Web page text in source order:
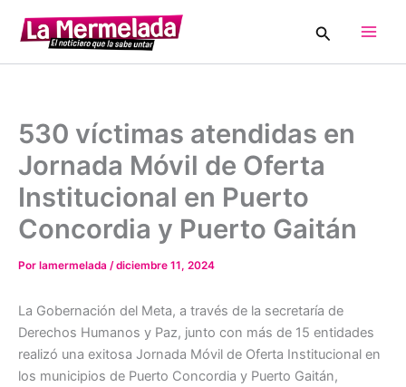
contenido
Buscar
530 víctimas atendidas en
Jornada Móvil de Oferta
Institucional en Puerto
Concordia y Puerto Gaitán
Por lamermelada /diciembre 11, 2024
La Gobernación del Meta, a través de la secretaría de
Derechos Humanos y Paz, junto con más de 15 entidades
realizó una exitosa Jornada Móvil de Oferta Institucional en
los municipios de Puerto Concordia y Puerto Gaitán,